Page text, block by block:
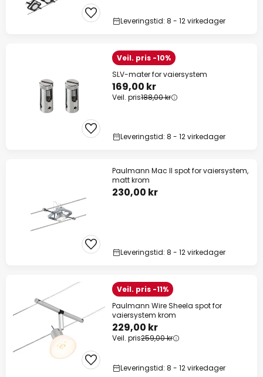
Leveringstid: 8 - 12 virkedager
Veil. pris -10%
SLV-mater for vaiersystem
169,00 kr
Veil. pris188,00 kr
Leveringstid: 8 - 12 virkedager
Paulmann Mac II spot for vaiersystem,
matt krom
230,00 kr
Leveringstid: 8 - 12 virkedager
Veil. pris -11%
Paulmann Wire Sheela spot for
vaiersystem krom
229,00 kr
Veil. pris259,00 kr
Leveringstid: 8 - 12 virkedager